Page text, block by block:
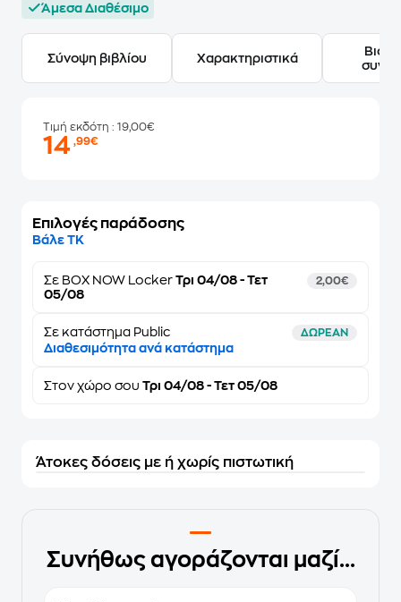
Άμεσα Διαθέσιμο
Σύνοψη βιβλίου Χαρακτηριστικά
Τιμή εκδότη : 19,00€
14,99€
Επιλογές παράδοσης
Βάλε ΤΚ
Σε BOX NOW Locker Τρι 04/08 - Τετ
05/08
2,00€
Σε κατάστημα Public ΔΩΡΕΑΝ
Διαθεσιμότητα ανά κατάστημα
Στον χώρο σου Τρι 04/08 - Τετ 05/08
Άτοκες δόσεις με ή χωρίς πιστωτική
Συνήθως αγοράζονται μαζί...